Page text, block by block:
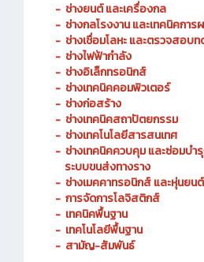
- ช่างยนต์ และเครื่องกล
- ช่างกลโรงงาน และเทคนิคการ
- ช่างเชื่อมโลหะ และตรวจสอบ
- ช่างไฟฟ้ากำลัง
- ช่างอิเล็กทรอนิกส์
- ช่างเทคนิคคอมพิวเตอร์
- ช่างก่อสร้าง
- ช่างเทคนิคสถาปัตยกรรม
- ช่างเทคโนโลยีสารสนเทศ
- ช่างเทคนิคควบคุม และซ่อมบำ
ระบบขนส่งทางราง
- ช่างเมคคาทรอนิกส์ และหุ่นยนต์
- การจัดการโลจิสติกส์
- เทคนิคพื้นฐาน
- เทคโนโลยีพื้นฐาน
- สามัญ-สัมพันธ์